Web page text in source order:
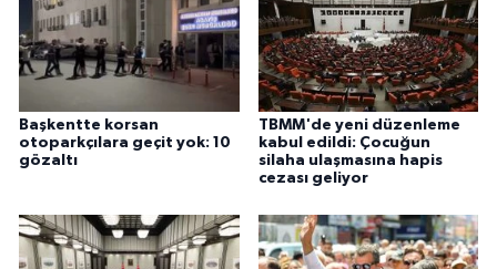
Başkentte korsan
otoparkçılara geçit yok: 10
gözaltı
TBMM'de yeni düzenleme
kabul edildi: Çocuğun
silaha ulaşmasına hapis
cezası geliyor